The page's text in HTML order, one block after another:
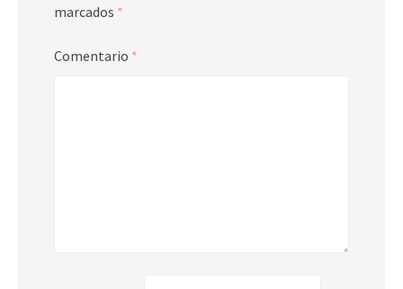
marcados *
Comentario *